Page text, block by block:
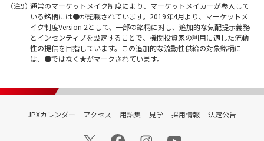
通常のマーケットメイク制度により、マーケットメイカーが参入して
いる銘柄には●が記載されています。2019年4月より、マーケットメ
イク制度Version 2として、一部の銘柄に対し、追加的な気配提示義務
とインセンティブを設定することで、機関投資家の利用に適した流動
性の提供を目指しています。この追加的な流動性供給の対象銘柄に
は、●ではなく★がマークされています。
JPXカレンダー アクセス 用語集 見学 採用情報 法定公告